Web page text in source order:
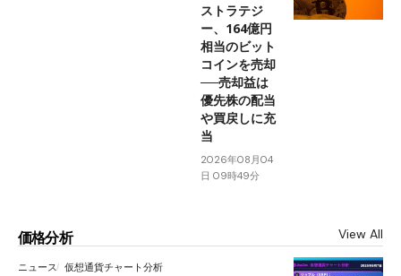
ストラテジ
ー、164億円
相当のビット
コインを売却
──売却益は
優先株の配当
や買戻しに充
当
2026年08月04
日 09時49分
価格分析 View All
ニュース 仮想通貨チャート分析